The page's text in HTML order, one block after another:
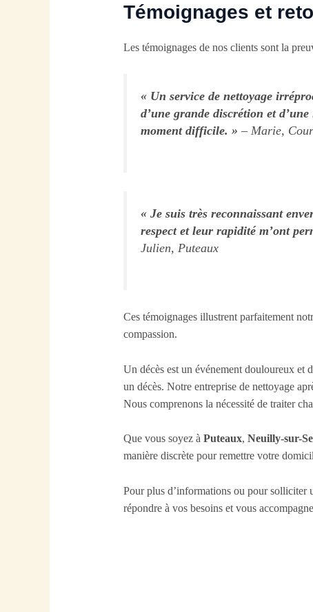
Témoignages et
Les témoignages de nos clients sont la
« Un service de nettoyage
d’une grande discrétion et
moment difficile. » – Marie,
« Je suis très reconnaissant
respect et leur rapidité m’ont
Julien, Puteaux
Ces témoignages illustrent parfaitement
compassion.
Un décès est un événement douloureux et
un décès. Notre entreprise de nettoyage
Nous comprenons la nécessité de traiter
Que vous soyez à Puteaux, Neuilly-sur-
manière discrète pour remettre votre
Pour plus d’informations ou pour solliciter
répondre à vos besoins et vous